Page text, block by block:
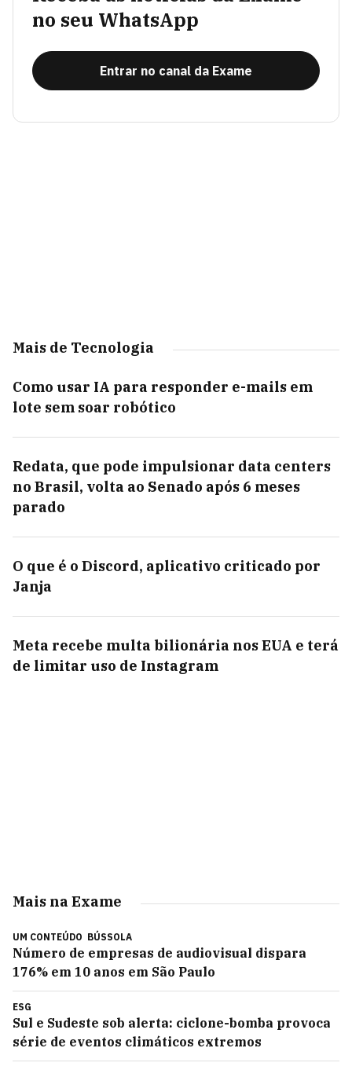
no seu WhatsApp
Entrar no canal da Exame
Mais de Tecnologia
Como usar IA para responder e-mails em
lote sem soar robótico
Redata, que pode impulsionar data centers
no Brasil, volta ao Senado após 6 meses
parado
O que é o Discord, aplicativo criticado por
Janja
Meta recebe multa bilionária nos EUA e terá
de limitar uso de Instagram
Mais na Exame
UM CONTEÚDO BÚSSOLA
Número de empresas de audiovisual dispara
176% em 10 anos em São Paulo
ESG
Sul e Sudeste sob alerta: ciclone-bomba provoca
série de eventos climáticos extremos